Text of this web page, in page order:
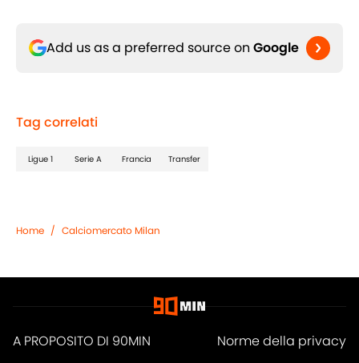
Add us as a preferred source on Google
Tag correlati
Ligue 1 Serie A Francia Transfer
Home / Calciomercato Milan
A PROPOSITO DI 90MIN
Norme della privacy